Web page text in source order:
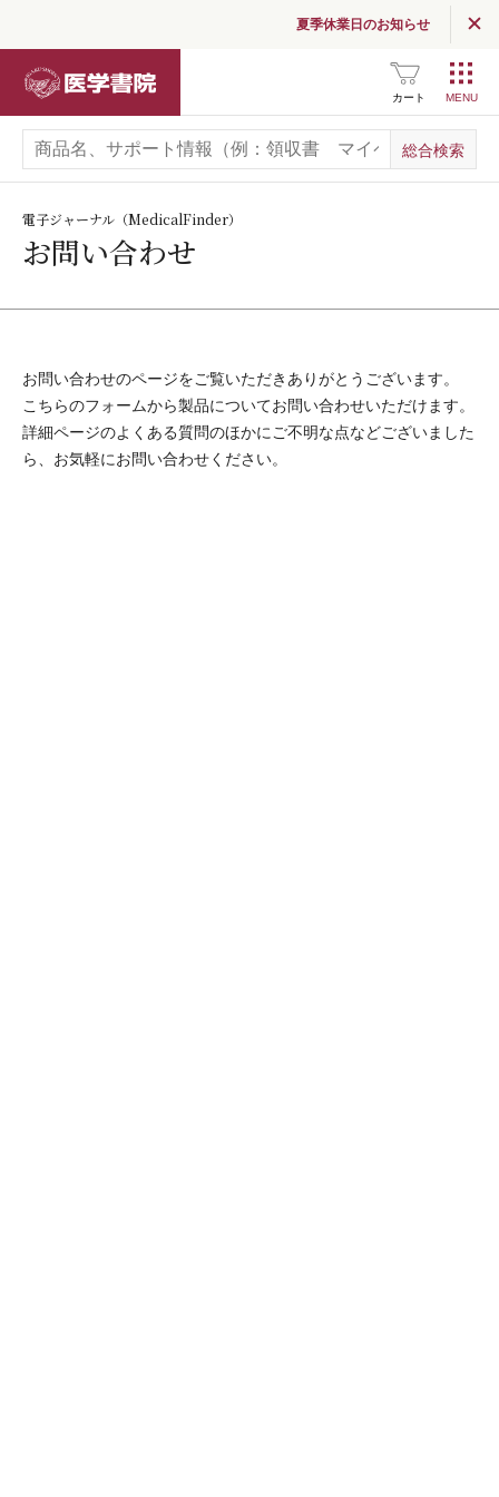
夏季休業日のお知らせ
カート
電子ジャーナル（MedicalFinder）
お問い合わせ
お問い合わせのページをご覧いただきありがとうございます。
こちらのフォームから製品についてお問い合わせいただけます。
詳細ページのよくある質問のほかにご不明な点などございました
ら、お気軽にお問い合わせください。